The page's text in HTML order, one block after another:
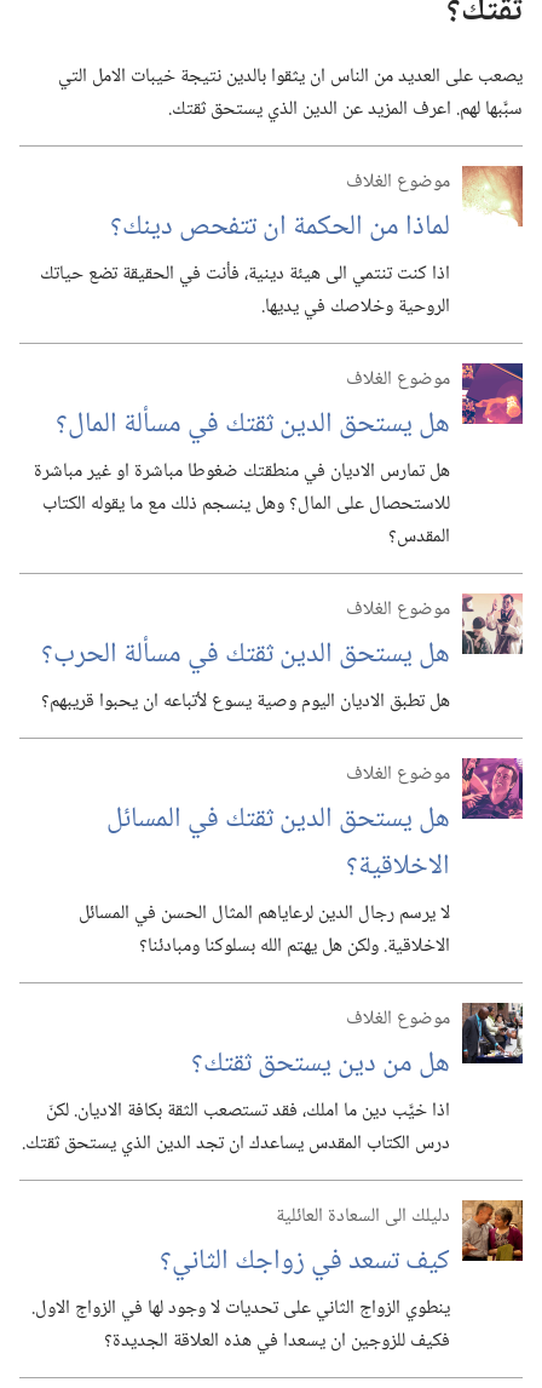
ثقتك؟‏
يصعب على العديد من الناس ان يثقوا بالدين نتيجة خيبات الامل التي
سبَّبها لهم.‏ اعرف المزيد عن الدين الذي يستحق ثقتك.‏
موضوع الغلاف
لماذا من الحكمة ان تتفحص دينك؟‏
اذا كنت تنتمي الى هيئة دينية،‏ فأنت في الحقيقة تضع حياتك
الروحية وخلاصك في يديها.‏
موضوع الغلاف
هل يستحق الدين ثقتك في مسألة المال؟‏
هل تمارس الاديان في منطقتك ضغوطا مباشرة او غير مباشرة
للاستحصال على المال؟‏ وهل ينسجم ذلك مع ما يقوله الكتاب
المقدس؟‏
موضوع الغلاف
هل يستحق الدين ثقتك في مسألة الحرب؟‏
هل تطبق الاديان اليوم وصية يسوع لأتباعه ان يحبوا قريبهم؟‏
موضوع الغلاف
هل يستحق الدين ثقتك في المسائل
الاخلاقية؟‏
لا يرسم رجال الدين لرعاياهم المثال الحسن في المسائل
الاخلاقية.‏ ولكن هل يهتم الله بسلوكنا ومبادئنا؟‏
موضوع الغلاف
هل من دين يستحق ثقتك؟‏
اذا خيَّب دين ما املك،‏ فقد تستصعب الثقة بكافة الاديان.‏ لكنّ
درس الكتاب المقدس يساعدك ان تجد الدين الذي يستحق ثقتك.‏
دليلك الى السعادة العائلية
كيف تسعد في زواجك الثاني؟‏
ينطوي الزواج الثاني على تحديات لا وجود لها في الزواج الاول.‏
فكيف للزوجين ان يسعدا في هذه العلاقة الجديدة؟‏